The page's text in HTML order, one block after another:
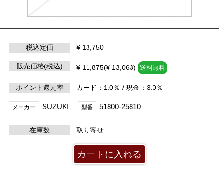
税込定価 ¥ 13,750
販売価格(税込) ¥ 11,875(¥ 13,063) 送料無料
ポイント還元率 カード：1.0％ / 現金：3.0％
メーカー SUZUKI 型番 51800-25810
在庫数 取り寄せ